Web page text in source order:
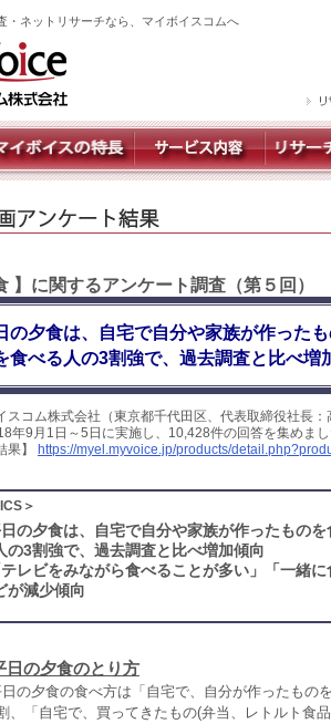
・ネットリサーチなら、マイボイスコムへ
】に関するアンケート調査（第５回）
の夕食は、自宅で自分や家族が作った
食べる人の3割強で、過去調査と比べ増
スコム株式会社（東京都千代田区、代表取締役社長
年9月1日～5日に実施し、10,428件の回答を集めまし
果】
https://myel.myvoice.jp/products/
＞
の夕食は、自宅で自分や家族が作ったもの
の3割強で、過去調査と比べ増加傾向
テレビをみながら食べることが多い」「一緒
が減少傾向
日の夕食のとり方
の夕食の食べ方は「自宅で、自分が作ったもの
、「自宅で、買ってきたもの(弁当、レトルト食